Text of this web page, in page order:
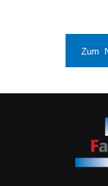
Zum